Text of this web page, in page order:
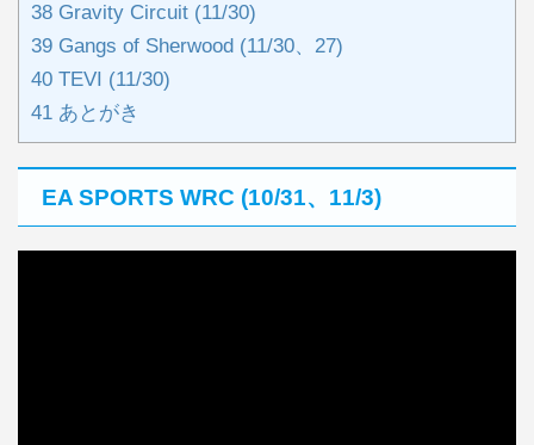
38 Gravity Circuit (11/30)
39 Gangs of Sherwood (11/30、27)
40 TEVI (11/30)
41 あとがき
EA SPORTS WRC (10/31、11/3)